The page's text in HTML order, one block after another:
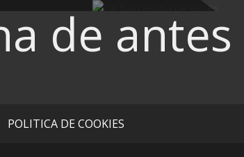
de antes
POLITICA DE COOKIES